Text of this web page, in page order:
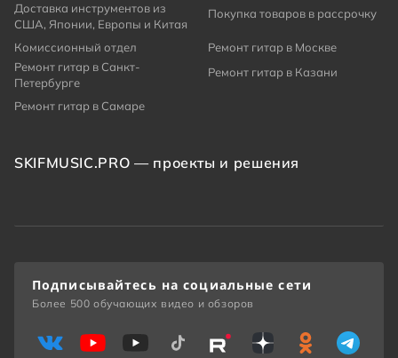
Доставка инструментов из
США, Японии, Европы и Китая
Покупка товаров в рассрочку
Комиссионный отдел
Ремонт гитар в Москве
Ремонт гитар в Санкт-
Петербурге
Ремонт гитар в Казани
Ремонт гитар в Самаре
SKIFMUSIC.PRO — проекты и решения
Подписывайтесь на социальные сети
Более 500 обучающих видео и обзоров